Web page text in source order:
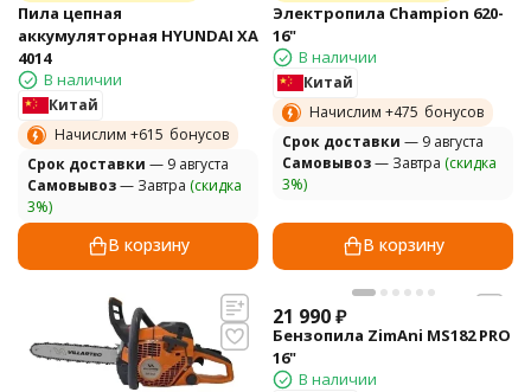
Пила цепная
аккумуляторная HYUNDAI XA
4014
В наличии
Китай
Начислим +615 бонусов
Cрок доставки — 9 августа
Самовывоз— Завтра (скидка
3%)
В корзину
Электропила Champion 620-
16"
В наличии
Китай
Начислим +475 бонусов
Cрок доставки — 9 августа
Самовывоз— Завтра (скидка
3%)
В корзину
21 990₽
Бензопила ZimAni MS182 PRO
16"
В наличии